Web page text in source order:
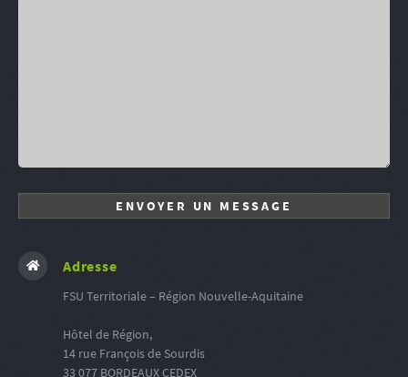
Adresse
FSU Territoriale – Région Nouvelle-Aquitaine
Hôtel de Région,
14 rue François de Sourdis
33 077 BORDEAUX CEDEX